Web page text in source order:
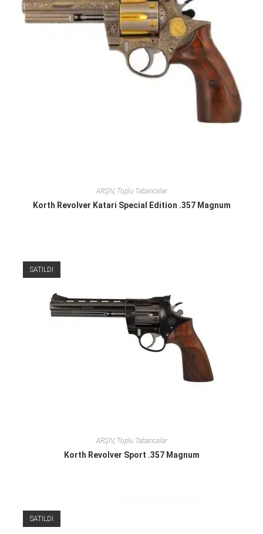
ARŞİV, Toplu Tabancalar
Korth Revolver Katari Special Edition .357 Magnum
SATILDI
ARŞİV, Toplu Tabancalar
Korth Revolver Sport .357 Magnum
SATILDI